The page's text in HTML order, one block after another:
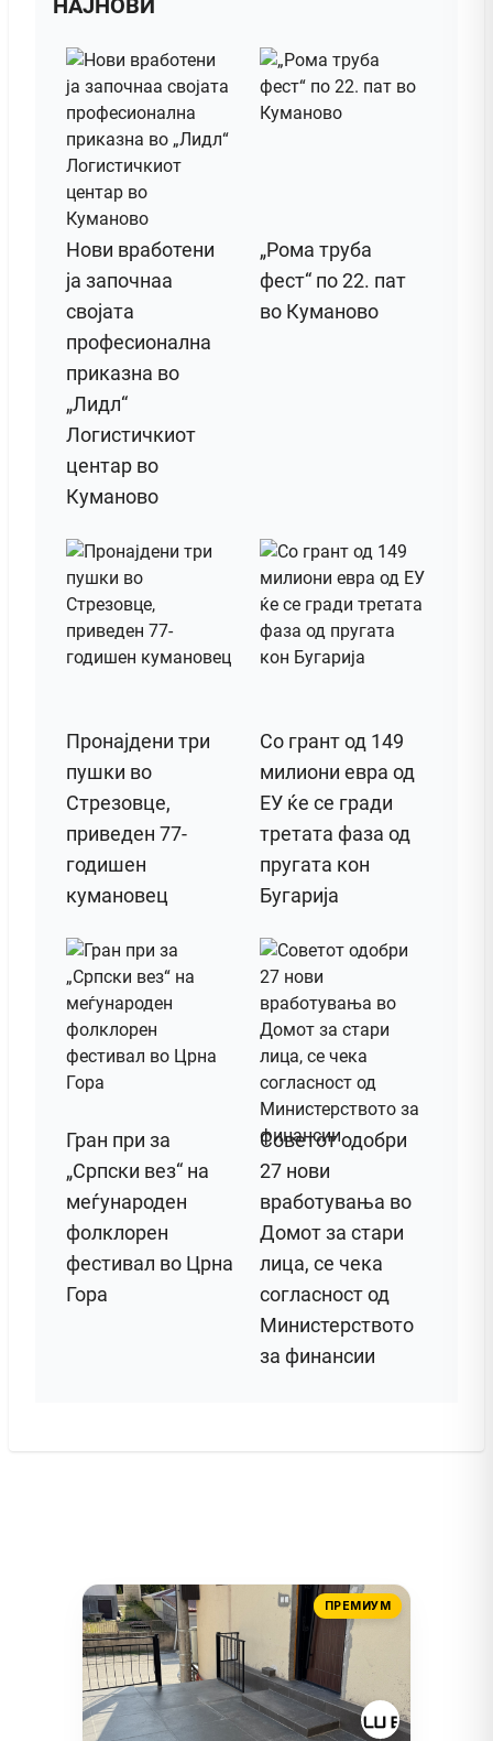
Нови вработени
ја започнаа
својата
професионална
приказна во
„Лидл“
Логистичкиот
центар во
Куманово
„Рома труба
фест“ по 22. пат
во Куманово
Пронајдени три
пушки во
Стрезовце,
приведен 77-
годишен
кумановец
Со грант од 149
милиони евра од
ЕУ ќе се гради
третата фаза од
пругата кон
Бугарија
Гран при за
„Српски вез“ на
меѓународен
фолклорен
фестивал во Црна
Гора
Советот одобри
27 нови
вработувања во
Домот за стари
лица, се чека
согласност од
Министерството
за финансии
ПРЕМИУМ